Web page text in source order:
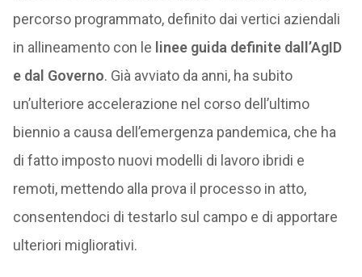
percorso programmato, definito dai vertici aziendali
in allineamento con le linee guida definite dall’AgID
e dal Governo. Già avviato da anni, ha subito
un’ulteriore accelerazione nel corso dell’ultimo
biennio a causa dell’emergenza pandemica, che ha
di fatto imposto nuovi modelli di lavoro ibridi e
remoti, mettendo alla prova il processo in atto,
consentendoci di testarlo sul campo e di apportare
ulteriori migliorativi.